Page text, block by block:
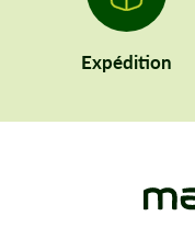
Expédition